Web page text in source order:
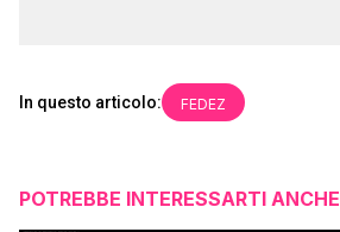
In questo articolo: FEDEZ
POTREBBE INTERESSARTI ANCHE